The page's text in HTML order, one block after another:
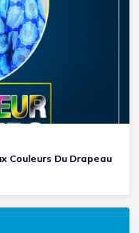
Couleurs Du Drapeau